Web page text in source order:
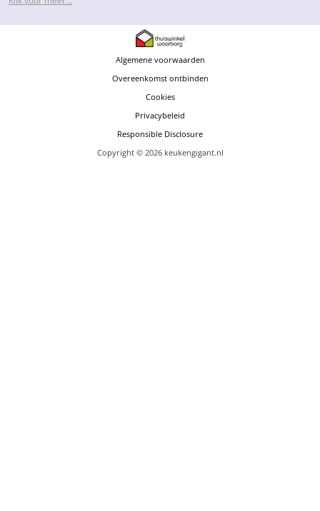
Algemene voorwaarden
Overeenkomst ontbinden
Cookies
Privacybeleid
Responsible Disclosure
Copyright © 2026 keukengigant.nl